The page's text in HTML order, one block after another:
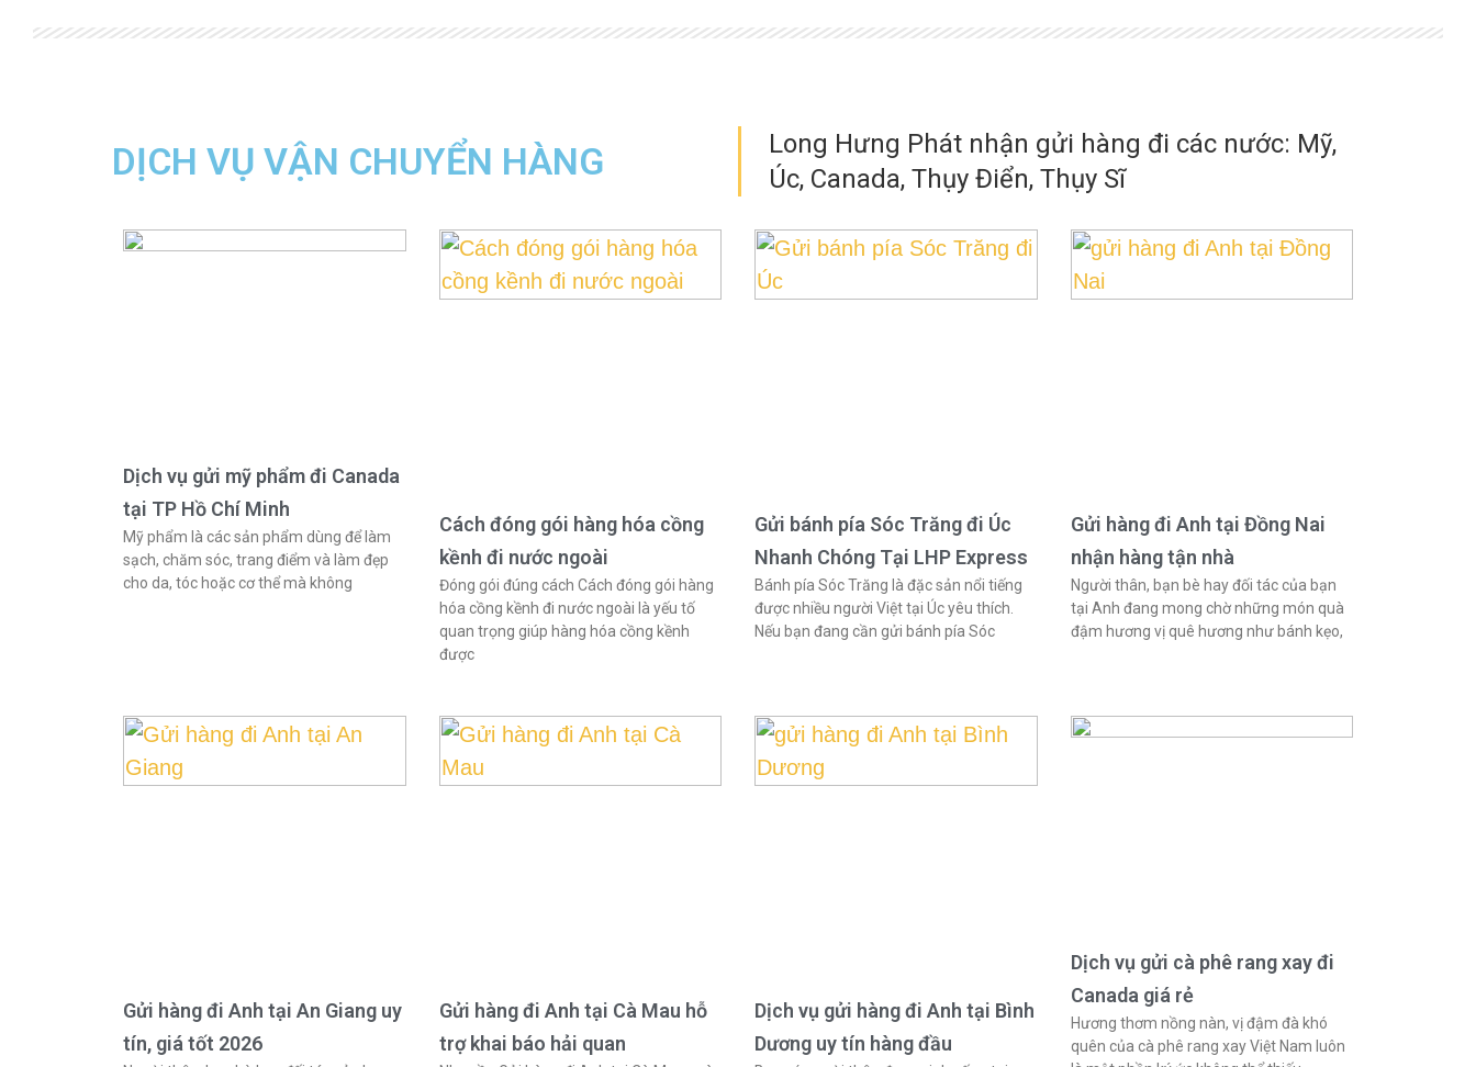
DỊCH VỤ VẬN CHUYỂN HÀNG
Long Hưng Phát nhận gửi hàng đi các nước: Mỹ,
Úc, Canada, Thụy Điển, Thụy Sĩ
Dịch vụ gửi mỹ phẩm đi Canada
tại TP Hồ Chí Minh
Mỹ phẩm là các sản phẩm dùng để làm
sạch, chăm sóc, trang điểm và làm đẹp
cho da, tóc hoặc cơ thể mà không
Cách đóng gói hàng hóa cồng
kềnh đi nước ngoài
Đóng gói đúng cách Cách đóng gói hàng
hóa cồng kềnh đi nước ngoài là yếu tố
quan trọng giúp hàng hóa cồng kềnh
được
Gửi bánh pía Sóc Trăng đi Úc
Nhanh Chóng Tại LHP Express
Bánh pía Sóc Trăng là đặc sản nổi tiếng
được nhiều người Việt tại Úc yêu thích.
Nếu bạn đang cần gửi bánh pía Sóc
Gửi hàng đi Anh tại Đồng Nai
nhận hàng tận nhà
Người thân, bạn bè hay đối tác của bạn
tại Anh đang mong chờ những món quà
đậm hương vị quê hương như bánh kẹo,
Gửi hàng đi Anh tại An Giang uy
tín, giá tốt 2026
Gửi hàng đi Anh tại Cà Mau hỗ
trợ khai báo hải quan
Dịch vụ gửi hàng đi Anh tại Bình
Dương uy tín hàng đầu
Dịch vụ gửi cà phê rang xay đi
Canada giá rẻ
Hương thơm nồng nàn, vị đậm đà khó
quên của cà phê rang xay Việt Nam luôn